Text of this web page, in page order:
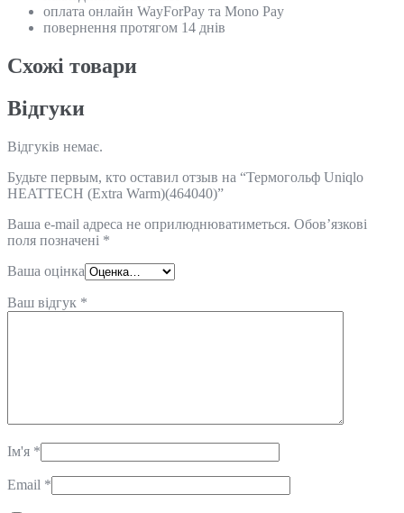
оплата онлайн WayForPay та Mono Pay
повернення протягом 14 днів
Схожi товари
Відгуки
Відгуків немає.
Будьте первым, кто оставил отзыв на “Термогольф Uniqlo
HEATTECH (Extra Warm)(464040)”
Ваша e-mail адреса не оприлюднюватиметься. Обов’язкові
поля позначені *
Ваша оцінка
Ваш відгук *
Ім'я *
Email *